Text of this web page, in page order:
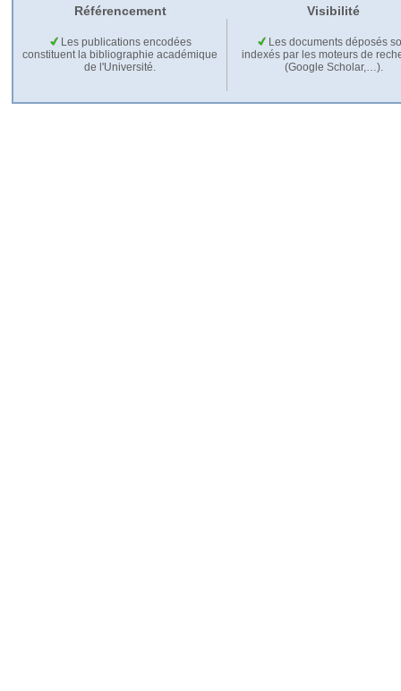
Référencement Visibilité
Les publications encodées
constituent la bibliographie académique
de l'Université.
Les documents déposés
indexés par les moteurs de
(Google Scholar,…).